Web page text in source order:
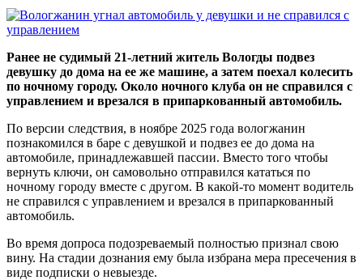
Ранее не судимый 21-летний житель Вологды подвез
девушку до дома на ее же машине, а затем поехал колесить
по ночному городу. Около ночного клуба он не справился с
управлением и врезался в припаркованный автомобиль.
По версии следствия, в ноябре 2025 года вологжанин
познакомился в баре с девушкой и подвез ее до дома на
автомобиле, принадлежавшей пассии. Вместо того чтобы
вернуть ключи, он самовольно отправился кататься по
ночному городу вместе с другом. В какой-то момент водитель
не справился с управлением и врезался в припаркованный
автомобиль.
Во время допроса подозреваемый полностью признал свою
вину. На стадии дознания ему была избрана мера пресечения в
виде подписки о невыезде.